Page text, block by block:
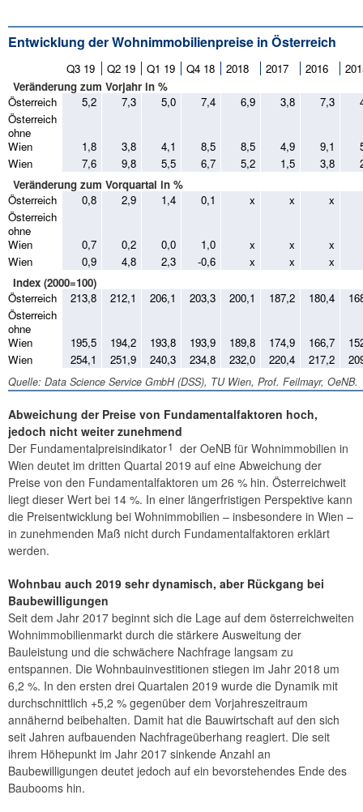
Entwicklung der Wohnimmobilienpreise in Österreich
Q3 19 Q2 19 Q1 19 Q4 18 2018 2017 2016
Veränderung zum Vorjahr in %
Österreich
5,2 7,3 5,0 7,4 6,9 3,8 7,3
Österreich
ohne
Wien
1,8 3,8 4,1 8,5 8,5 4,9 9,1
Wien
7,6 9,8 5,5 6,7 5,2 1,5 3,8
Veränderung zum Vorquartal in %
Österreich
0,8 2,9 1,4 0,1 x x x
Österreich
ohne
Wien
0,7 0,2 0,0 1,0 x x x
Wien
0,9 4,8 2,3 -0,6 x x x
Index (2000=100)
Österreich
213,8 212,1 206,1 203,3 200,1 187,2 180,4
Österreich
ohne
Wien
195,5 194,2 193,8 193,9 189,8 174,9 166,7
Wien
254,1 251,9 240,3 234,8 232,0 220,4 217,2
Quelle: Data Science Service GmbH (DSS), TU Wien, Prof. Feilmayr, OeNB.
Abweichung der Preise von Fundamentalfaktoren hoch,
jedoch nicht weiter zunehmend
Der Fundamentalpreisindikator1 der OeNB für Wohnimmobilien in
Wien deutet im dritten Quartal 2019 auf eine Abweichung der
Preise von den Fundamentalfaktoren um 26 % hin. Österreichweit
liegt dieser Wert bei 14 %. In einer längerfristigen Perspektive kann
die Preisentwicklung bei Wohnimmobilien – insbesondere in Wien –
in zunehmenden Maß nicht durch Fundamentalfaktoren erklärt
werden.
Wohnbau auch 2019 sehr dynamisch, aber Rückgang bei
Baubewilligungen
Seit dem Jahr 2017 beginnt sich die Lage auf dem österreichweiten
Wohnimmobilienmarkt durch die stärkere Ausweitung der
Bauleistung und die schwächere Nachfrage langsam zu
entspannen. Die Wohnbauinvestitionen stiegen im Jahr 2018 um
6,2 %. In den ersten drei Quartalen 2019 wurde die Dynamik mit
durchschnittlich +5,2 % gegenüber dem Vorjahreszeitraum
annähernd beibehalten. Damit hat die Bauwirtschaft auf den sich
seit Jahren aufbauenden Nachfrageüberhang reagiert. Die seit
ihrem Höhepunkt im Jahr 2017 sinkende Anzahl an
Baubewilligungen deutet jedoch auf ein bevorstehendes Ende des
Baubooms hin.